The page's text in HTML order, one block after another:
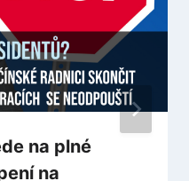
na plné
na